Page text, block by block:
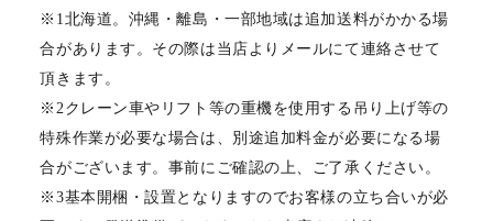
※1北海道。沖縄・離島・一部地域は追加送料がかかる場
合があります。その際は当店よりメールにて連絡させて
頂きます。
※2クレーン車やリフト等の重機を使用する吊り上げ等の
特殊作業が必要な場合は、別途追加料金が必要になる場
合がございます。事前にご確認の上、ご了承ください。
※3基本開梱・設置となりますのでお客様の立ち合いが必